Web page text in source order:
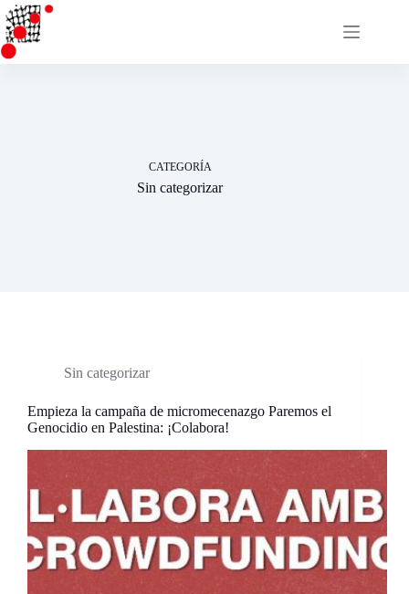
Saltar
al
contenido
CATEGORÍA
Sin categorizar
Sin categorizar
Empieza la campaña de micromecenazgo Paremos el
Genocidio en Palestina: ¡Colabora!